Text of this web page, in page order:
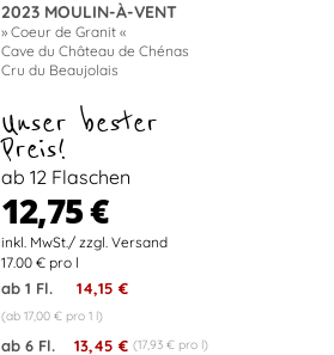
2023 MOULIN-À-VENT
» Coeur de Granit «
Cave du Château de Chénas
Cru du Beaujolais
Unser bester
Preis!
ab 12 Flaschen
12,75 €
17.00 € pro l
ab 1 Fl. 14,15 €
(ab 17,00 € pro 1 l)
ab 6 Fl. 13,45 € (17,93 € pro l)